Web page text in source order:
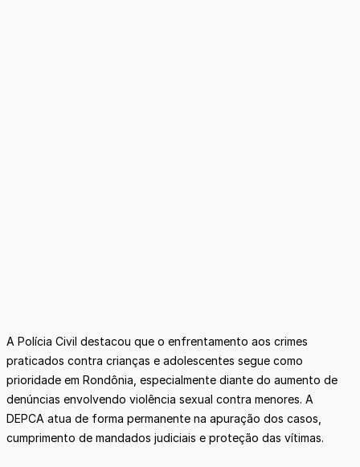
A Polícia Civil destacou que o enfrentamento aos crimes
praticados contra crianças e adolescentes segue como
prioridade em Rondônia, especialmente diante do aumento de
denúncias envolvendo violência sexual contra menores. A
DEPCA atua de forma permanente na apuração dos casos,
cumprimento de mandados judiciais e proteção das vítimas.